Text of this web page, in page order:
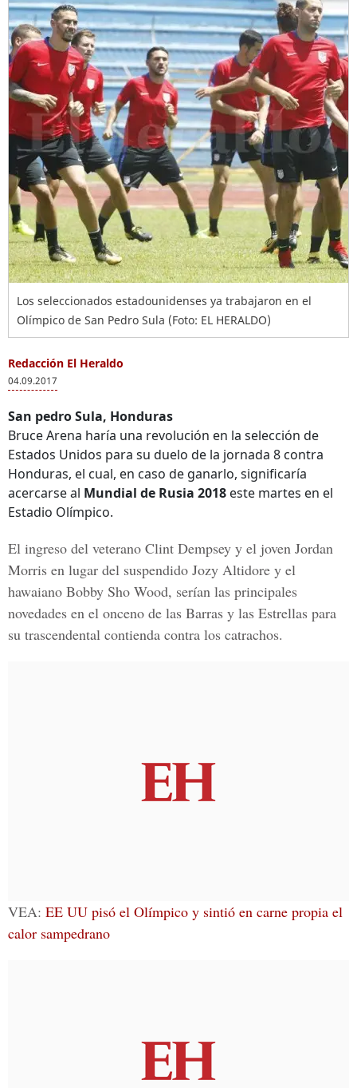
Los seleccionados estadounidenses ya trabajaron en el
Olímpico de San Pedro Sula (Foto: EL HERALDO)
Redacción El Heraldo
04.09.2017
San pedro Sula, Honduras
Bruce Arena haría una revolución en la selección de
Estados Unidos para su duelo de la jornada 8 contra
Honduras, el cual, en caso de ganarlo, significaría
acercarse al Mundial de Rusia 2018 este martes en el
Estadio Olímpico.
El ingreso del veterano Clint Dempsey y el joven Jordan
Morris en lugar del suspendido Jozy Altidore y el
hawaiano Bobby Sho Wood, serían las principales
novedades en el onceno de las Barras y las Estrellas para
su trascendental contienda contra los catrachos.
VEA: EE UU pisó el Olímpico y sintió en carne propia el
calor sampedrano